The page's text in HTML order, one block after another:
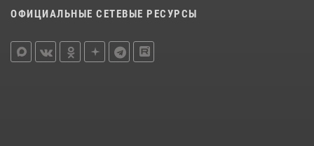
ОФИЦИАЛЬНЫЕ СЕТЕВЫЕ РЕСУРСЫ